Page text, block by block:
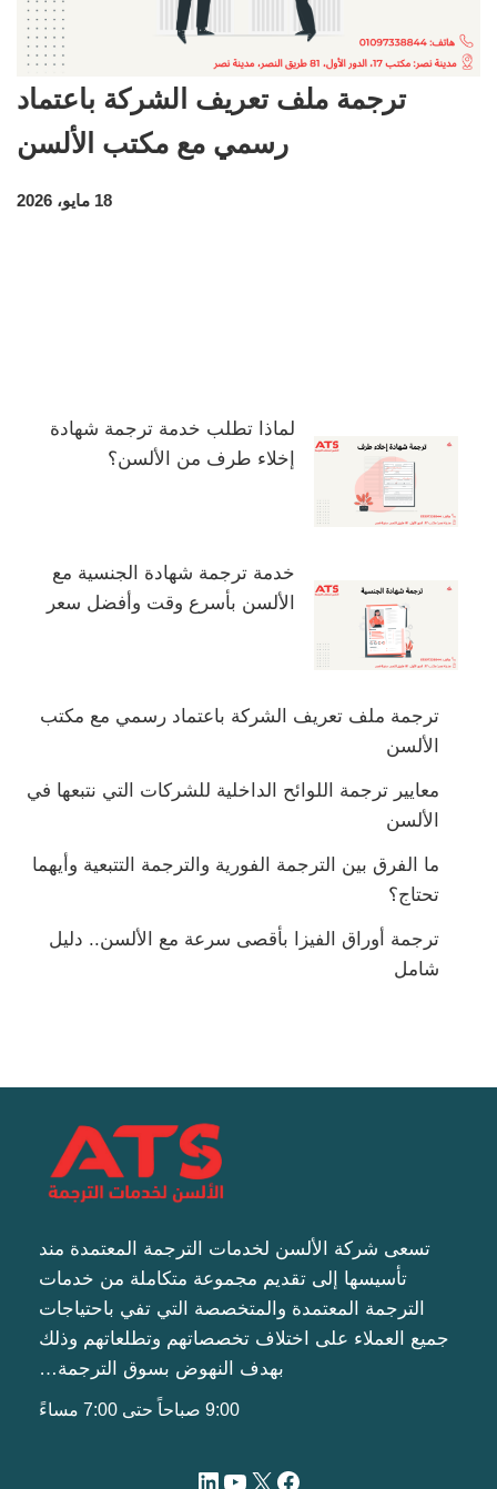
ترجمة ملف تعريف الشركة باعتماد
رسمي مع مكتب الألسن
18 مايو، 2026
لماذا تطلب خدمة ترجمة شهادة
إخلاء طرف من الألسن؟
خدمة ترجمة شهادة الجنسية مع
الألسن بأسرع وقت وأفضل سعر
ترجمة ملف تعريف الشركة باعتماد رسمي مع مكتب
الألسن
معايير ترجمة اللوائح الداخلية للشركات التي نتبعها في
الألسن
ما الفرق بين الترجمة الفورية والترجمة التتبعية وأيهما
تحتاج؟
ترجمة أوراق الفيزا بأقصى سرعة مع الألسن.. دليل
شامل
تسعى شركة الألسن لخدمات الترجمة المعتمدة مند
تأسيسها إلى تقديم مجموعة متكاملة من خدمات
الترجمة المعتمدة والمتخصصة التي تفي باحتياجات
جميع العملاء على اختلاف تخصصاتهم وتطلعاتهم وذلك
بهدف النهوض بسوق الترجمة…